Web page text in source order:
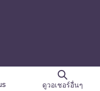
ดูวอเชอร์อื่นๆ